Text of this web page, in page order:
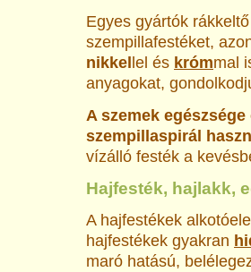
Egyes gyártók
szempillafestéket,
nikkel lel és krómmal
anyagokat,
A szemek
szempillaspirál
vízálló festék a
Hajfesték, hajlakk,
A hajfestékek
hajfestékek gyakran
maró hatású,